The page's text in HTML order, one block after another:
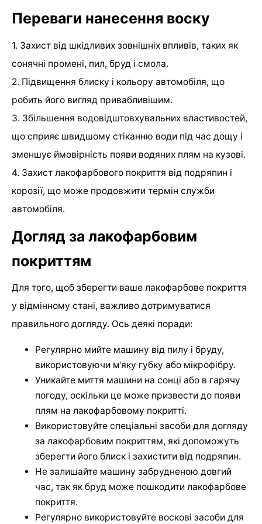
Переваги нанесення воску
1. Захист від шкідливих зовнішніх впливів, таких як
сонячні промені, пил, бруд і смола.
2. Підвищення блиску і кольору автомобіля, що
робить його вигляд привабливішим.
3. Збільшення водовідштовхувальних властивостей,
що сприяє швидшому стіканню води під час дощу і
зменшує ймовірність появи водяних плям на кузові.
4. Захист лакофарбового покриття від подряпин і
корозії, що може продовжити термін служби
автомобіля.
Догляд за лакофарбовим
покриттям
Для того, щоб зберегти ваше лакофарбове покриття
у відмінному стані, важливо дотримуватися
правильного догляду. Ось деякі поради:
Регулярно мийте машину від пилу і бруду,
використовуючи м’яку губку або мікрофібру.
Уникайте миття машини на сонці або в гарячу
погоду, оскільки це може призвести до появи
плям на лакофарбовому покритті.
Використовуйте спеціальні засоби для догляду
за лакофарбовим покриттям, які допоможуть
зберегти його блиск і захистити від подряпин.
Не залишайте машину забрудненою довгий
час, так як бруд може пошкодити лакофарбове
покриття.
Регулярно використовуйте воскові засоби для